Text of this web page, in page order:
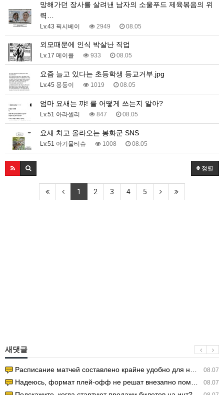
망해가던 장사를 살려낸 남자의 소울푸드 제육볶음의 위
력…
Lv.43 픽시베이 2949 08.05
외모때문에 인식 박살난 직업
Lv.17 메이플 933 08.05
요즘 늘고 있다는 초등학생 등교거부.jpg
Lv.45 몽둥이 1019 08.05
엄마 요새는 꺄! 를 어떻게 쓰는지 알아?
Lv.51 아라셀리 847 08.05
요새 치고 올라오는 봉화군 SNS
Lv.51 아기물티슈 1008 08.05
정렬
1 2 3 4 5
새댓글
08.07
Расписание матчей составлено крайне удобно для нашего часово…
08.07
Надеюсь, формат плей-офф не решат внезапно поменять. https:/…